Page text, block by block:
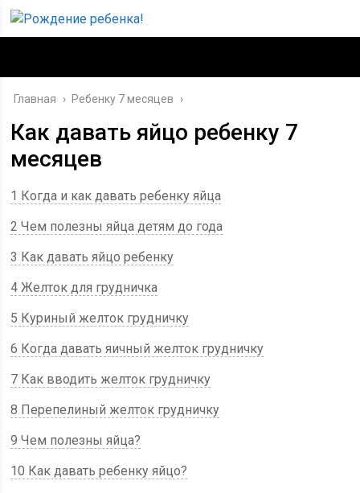
Главная › Ребенку 7 месяцев ›
Как давать яйцо ребенку 7
месяцев
1 Когда и как давать ребенку яйца
2 Чем полезны яйца детям до года
3 Как давать яйцо ребенку
4 Желток для грудничка
5 Куриный желток грудничку
6 Когда давать яичный желток грудничку
7 Как вводить желток грудничку
8 Перепелиный желток грудничку
9 Чем полезны яйца?
10 Как давать ребенку яйцо?